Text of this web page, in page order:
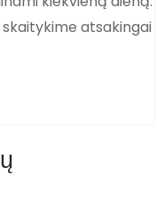
atsakingai